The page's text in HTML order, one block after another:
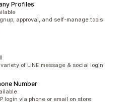
Profiles
approval, and self-manage tools
of LINE message & social login
Number
login via phone or email on store.